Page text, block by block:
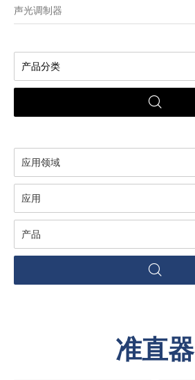
产品分类
应用领域
应用
产品
准直器